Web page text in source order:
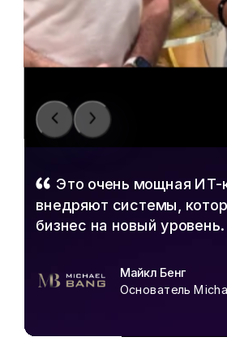
Это очень мощная ИТ-
внедряют системы,
бизнес на новый уровень.
Майкл Бенг
Основатель